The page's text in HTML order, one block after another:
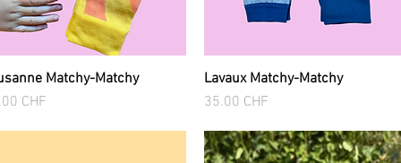
Aperçu rapide
Matchy-Matchy
CHF
Aperçu rapide
Lavaux Matchy-Matchy
Prix
35.00 CHF